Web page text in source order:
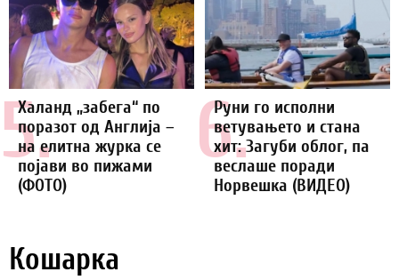
5.
Халанд „забега“ по
поразот од Англија –
на елитна журка се
појави во пижами
(ФОТО)
6.
Руни го исполни
ветувањето и стана
хит: Загуби облог, па
веслаше поради
Норвешка (ВИДЕО)
Кошарка